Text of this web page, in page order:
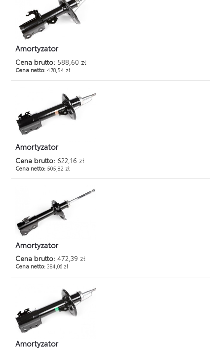
Amortyzator
Cena brutto: 588,60 zł
Cena netto:478,54 zł
Amortyzator
Cena brutto: 622,16 zł
Cena netto: 505,82 zł
Amortyzator
Cena brutto: 472,39 zł
Cena netto:384,06 zł
Amortyzator